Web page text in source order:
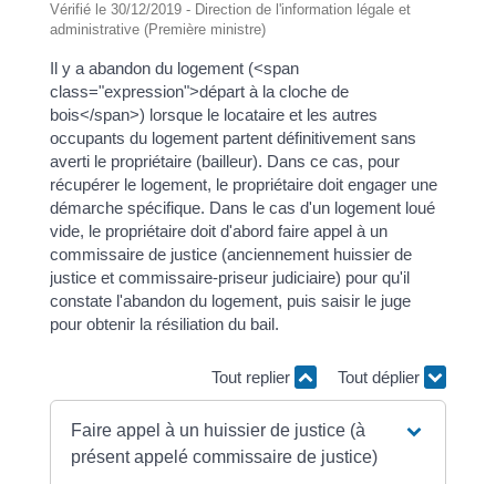
Vérifié le 30/12/2019 - Direction de l'information légale et
administrative (Première ministre)
Il y a abandon du logement (<span
class="expression">départ à la cloche de
bois</span>) lorsque le locataire et les autres
occupants du logement partent définitivement sans
averti le propriétaire (bailleur). Dans ce cas, pour
récupérer le logement, le propriétaire doit engager une
démarche spécifique. Dans le cas d'un logement loué
vide, le propriétaire doit d'abord faire appel à un
commissaire de justice (anciennement huissier de
justice et commissaire-priseur judiciaire) pour qu'il
constate l'abandon du logement, puis saisir le juge
pour obtenir la résiliation du bail.
Tout replier Tout déplier
Faire appel à un huissier de justice (à
présent appelé commissaire de justice)